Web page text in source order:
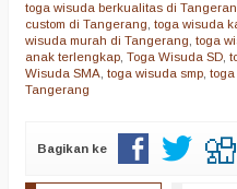
toga wisuda berkualitas di
custom di Tangerang toga wisuda
wisuda murah di Tangerang toga
anak terlengkap Toga Wisuda SD
Wisuda SMA toga wisuda smp
Tangerang
Bagikan ke